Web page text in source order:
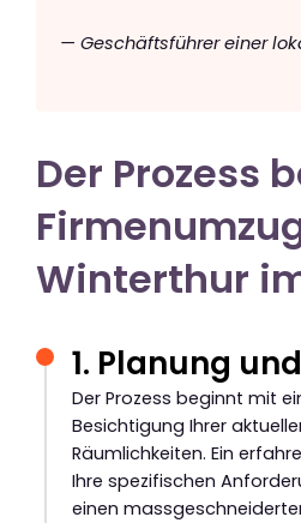
— Geschäftsführer einer
Der Prozess
Winterthur
1. Planung
Der Prozess beginnt mit
Besichtigung Ihrer
Räumlichkeiten. Ein
Ihre spezifischen
einen